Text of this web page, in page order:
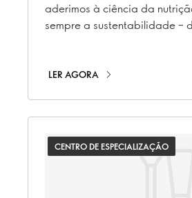
aderimos à ciência da
sempre a sustentabilidade –
LER AGORA
CENTRO DE ESPECIALIZAÇÃO